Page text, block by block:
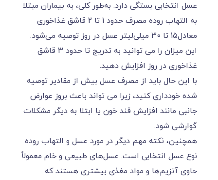
عسل انتخابی بستگی دارد. به‌طور کلی، به بیماران مبتلا
به التهاب روده مصرف حدود 1 تا 2 قاشق غذاخوری
معادل15 تا 30 میلی‌لیتر عسل در روز توصیه می‌شود.
این میزان را می توانید به تدریج تا حدود 3 قاشق
غذاخوری در روز افزایش دهید.
با این حال باید از مصرف عسل بیش از مقادیر توصیه
شده خودداری کنید، زیرا می تواند باعث بروز عوارض
جانبی مانند افزایش قند خون یا ابتلا به دیگر مشکلات
گوارشی شود.
همچنین، نکته مهم دیگر در مورد عسل و التهاب روده
نوع عسل انتخابی است. عسل‌های طبیعی و خام معمولاً
حاوی آنزیم‌ها و مواد مغذی بیشتری هستند که